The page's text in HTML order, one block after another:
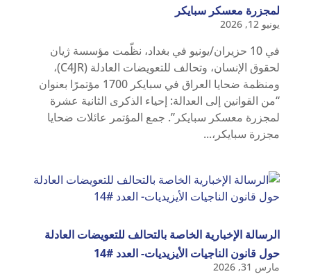
لمجزرة معسكر سبايكر
يونيو 12, 2026
في 10 حزيران/يونيو في بغداد، نظّمت مؤسسة ژيان
لحقوق الإنسان، وتحالف للتعويضات العادلة (C4JR)،
ومنظمة ضحايا العراق في سبايكر 1700 مؤتمرًا بعنوان
“من القوانين إلى العدالة: إحياء الذكرى الثانية عشرة
لمجزرة معسكر سبايكر”. جمع المؤتمر عائلات ضحايا
مجزرة سبايكر،...
الرسالة الإخبارية الخاصة بالتحالف للتعويضات العادلة
حول قانون الناجيات الأيزيديات- العدد #14
مارس 31, 2026